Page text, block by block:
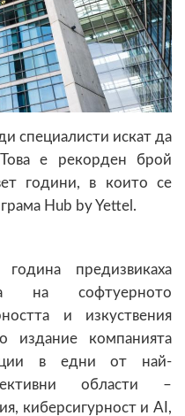
специалисти искат да
е рекорден брой
години, в които се
Hub by Yettel.
предизвикаха
на софтуерното
и изкуствения
издание компанията
в едни от най-
области –
киберсигурност и AI,